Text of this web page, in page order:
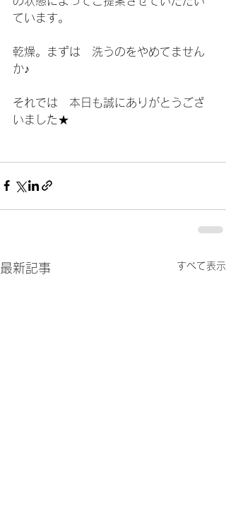
ています。
乾燥。まずは　洗うのをやめてません
か♪
それでは　本日も誠にありがとうござ
いました★
最新記事 すべて表示